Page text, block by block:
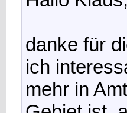
danke für
ich
mehr in